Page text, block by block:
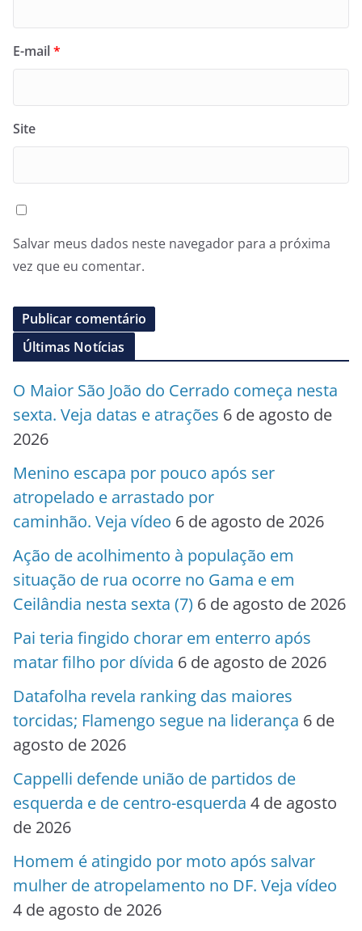
E-mail*
Site
Salvar meus dados neste navegador para a próxima
vez que eu comentar.
Últimas Notícias
O Maior São João do Cerrado começa nesta
sexta. Veja datas e atrações 6 de agosto de
2026
Menino escapa por pouco após ser
atropelado e arrastado por
caminhão. Veja vídeo 6 de agosto de 2026
Ação de acolhimento à população em
situação de rua ocorre no Gama e em
Ceilândia nesta sexta (7) 6 de agosto de 2026
Pai teria fingido chorar em enterro após
matar filho por dívida 6 de agosto de 2026
Datafolha revela ranking das maiores
torcidas; Flamengo segue na liderança 6 de
agosto de 2026
Cappelli defende união de partidos de
esquerda e de centro-esquerda 4 de agosto
de 2026
Homem é atingido por moto após salvar
mulher de atropelamento no DF. Veja vídeo
4 de agosto de 2026